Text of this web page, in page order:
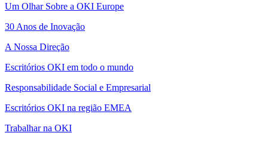
Um Olhar Sobre a OKI Europe
30 Anos de Inovação
A Nossa Direção
Escritórios OKI em todo o mundo
Responsabilidade Social e Empresarial
Escritórios OKI na região EMEA
Trabalhar na OKI